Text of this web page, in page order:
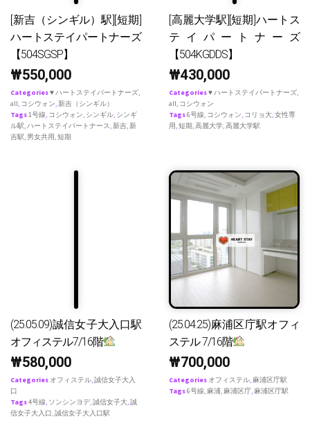
[新吉（シンギル）駅][短期]
ハートステイパートナーズ
【504SGSP】
₩550,000
Categories♥ ハートステイパートナーズ,
all, コシウォン,新吉（シンギル）
Tags1号線, コシウォン, シンギル, シンギ
ル駅,ハートステイパートナース,新吉,新
吉駅, 男女共用,短期
[高麗大学駅][短期]ハートス
テイパートナーズ
【504KGDDS】
₩430,000
Categories♥ ハートステイパートナーズ,
all, コシウォン
Tags6号線, コシウォン, コリョ大,女性専
用,短期,高麗大学,高麗大学駅
(25.05.09)誠信女子大入口駅
オフィステル7/16階
₩580,000
Categories オフィステル,誠信女子大入
口
Tags4号線, ソンシンヨデ,誠信女子大,誠
信女子大入口,誠信女子大入口駅
(25.04.25)麻浦区庁駅オフィ
ステル 7/16階
₩700,000
Categories オフィステル, 麻浦区庁駅
Tags6号線, 麻浦, 麻浦区庁, 麻浦区庁駅